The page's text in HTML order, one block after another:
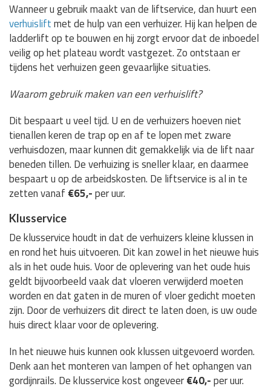
Wanneer u gebruik maakt van de liftservice, dan huurt een
verhuisliftmet de hulp van een verhuizer. Hij kan helpen de
ladderlift op te bouwen en hij zorgt ervoor dat de inboedel
veilig op het plateau wordt vastgezet. Zo ontstaan er
tijdens het verhuizen geen gevaarlijke situaties.
Waarom gebruik maken van een verhuislift?
Dit bespaart u veel tijd. U en de verhuizers hoeven niet
tienallen keren de trap op en af te lopen met zware
verhuisdozen, maar kunnen dit gemakkelijk via de lift naar
beneden tillen. De verhuizing is sneller klaar, en daarmee
bespaart u op de arbeidskosten. De liftservice is al in te
zetten vanaf €65,-per uur.
Klusservice
De klusservice houdt in dat de verhuizers kleine klussen in
en rond het huis uitvoeren. Dit kan zowel in het nieuwe huis
als in het oude huis. Voor de oplevering van het oude huis
geldt bijvoorbeeld vaak dat vloeren verwijderd moeten
worden en dat gaten in de muren of vloer gedicht moeten
zijn. Door de verhuizers dit direct te laten doen, is uw oude
huis direct klaar voor de oplevering.
In het nieuwe huis kunnen ook klussen uitgevoerd worden.
Denk aan het monteren van lampen of het ophangen van
gordijnrails. De klusservice kost ongeveer€40,-per uur.